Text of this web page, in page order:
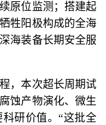
原位监测；搭建起
牲阳极构成的全海
海装备长期安全服
，本次超长周期试
蚀产物演化、微生
研价值。“这批全